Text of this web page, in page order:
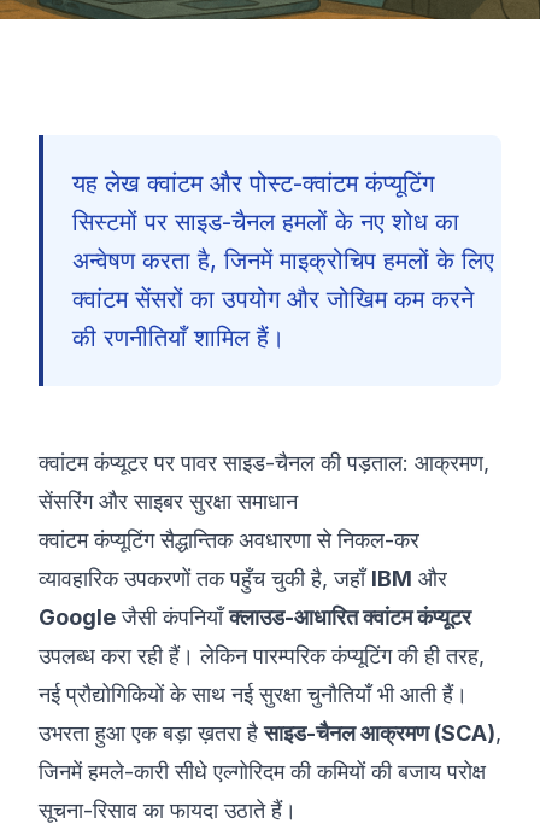
🇮🇳
©2026 8200 साइबर बूटकैंप
यह लेख क्वांटम और पोस्ट-क्वांटम कंप्यूटिंग
सिस्टमों पर साइड-चैनल हमलों के नए शोध का
अन्वेषण करता है, जिनमें माइक्रोचिप हमलों के लिए
क्वांटम सेंसरों का उपयोग और जोखिम कम करने
की रणनीतियाँ शामिल हैं।
क्वांटम कंप्यूटर पर पावर साइड-चैनल की पड़ताल: आक्रमण,
सेंसरिंग और साइबर सुरक्षा समाधान
क्वांटम कंप्यूटिंग सैद्धान्तिक अवधारणा से निकल-कर
व्यावहारिक उपकरणों तक पहुँच चुकी है, जहाँ IBM और
Googleजैसी कंपनियाँक्लाउड-आधारित क्वांटम कंप्यूटर
उपलब्ध करा रही हैं। लेकिन पारम्परिक कंप्यूटिंग की ही तरह,
नई प्रौद्योगिकियों के साथ नई सुरक्षा चुनौतियाँ भी आती हैं।
उभरता हुआ एक बड़ा ख़तरा हैसाइड-चैनल आक्रमण (SCA),
जिनमें हमले-कारी सीधे एल्गोरिदम की कमियों की बजाय परोक्ष
सूचना-रिसाव का फायदा उठाते हैं।